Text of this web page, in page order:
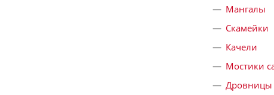
Мангалы
Скамейки
Качели
Мостики
Дровницы